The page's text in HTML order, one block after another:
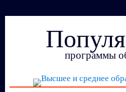
программы